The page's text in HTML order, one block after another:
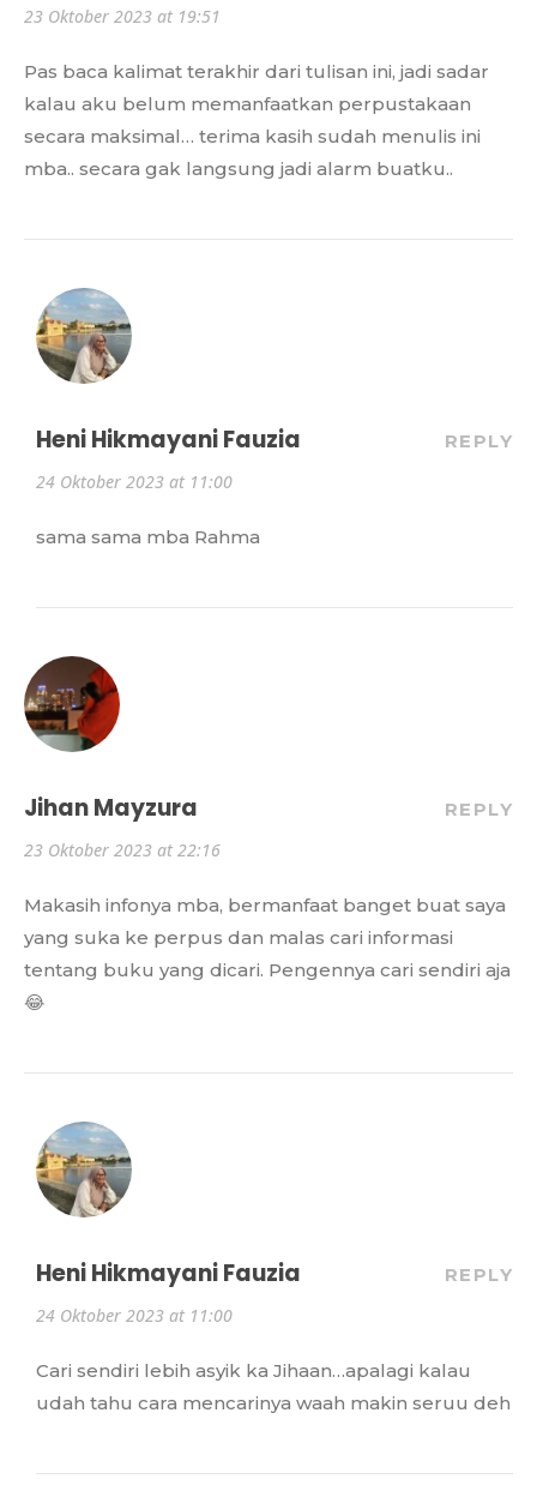
23 Oktober 2023 at 19:51
Pas baca kalimat terakhir dari tulisan ini, jadi sadar
kalau aku belum memanfaatkan perpustakaan
secara maksimal… terima kasih sudah menulis ini
mba.. secara gak langsung jadi alarm buatku..
Heni Hikmayani Fauzia
24 Oktober 2023 at 11:00
REPLY
sama sama mba Rahma
Jihan Mayzura
23 Oktober 2023 at 22:16
REPLY
Makasih infonya mba, bermanfaat banget buat saya
yang suka ke perpus dan malas cari informasi
tentang buku yang dicari. Pengennya cari sendiri aja
😂
Heni Hikmayani Fauzia
24 Oktober 2023 at 11:00
REPLY
Cari sendiri lebih asyik ka Jihaan…apalagi kalau
udah tahu cara mencarinya waah makin seruu deh